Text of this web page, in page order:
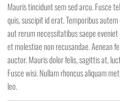
Mauris tincidunt sem sed arcu. Fusce
quis, suscipit id erat. Temporibus
aut rerum necessitatibus saepe
et molestiae non recusandae. Aenean
auctor. Mauris dolor felis, sagittis at,
Fusce wisi. Nullam rhoncus aliquam
leo.